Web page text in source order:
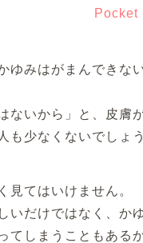
Pocket
ゆみはがまんできな
ないから」と、皮膚
も少なくないでしょう
見てはいけません。
いだけではなく、か
てしまうこともある